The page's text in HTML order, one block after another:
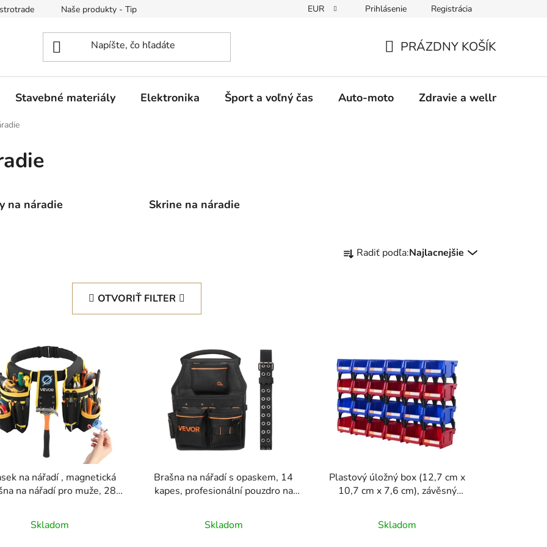
Naše produkty - Tipy a triky Moja objednávka
EUR Prihlásenie Registrácia
KOŠÍK
PRÁZDNY KOŠÍK
Stavebné materiály Elektronika Šport a voľný čas Auto-moto Zdravie a wellness
na náradie Skrine na náradie
a
p
r
o
d
u
k
v
Radiť podľa:Najlacnejšie
OTVORIŤ FILTER
na nářadí , magnetická
na nářadí pro muže, 28
taška pro elektrikáře,
stavebnictví, organizér na
Skladom
Brašna na nářadí s opaskem, 14
kapes, profesionální pouzdro na
odnímatelná nastavitelná pracovní
taška pro elektrikáře, tesaře,
Skladom
Plastový úložný box (12,7 cm x
10,7 cm x 7,6 cm), závěsný
modrý/červený, balení po 24
kusech, odolné stohovací
Skladom